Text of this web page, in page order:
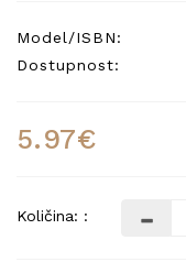
Model/ISBN:
Dostupnost:
5.97€
Količina: :